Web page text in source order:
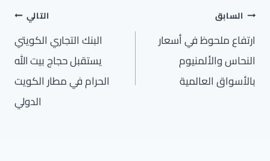
تصفّح
المقالات
السابق
ارتفاع ملحوظ في أسعار
النحاس والألمنيوم
بالأسواق العالمية
التالي
البنك التجاري الكويتي
يستقبل حجاج بيت الله
الحرام في مطار الكويت
الدولي